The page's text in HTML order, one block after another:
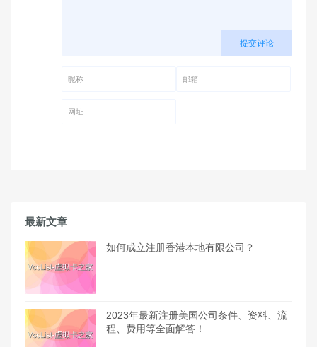
提交评论
最新文章
如何成立注册香港本地有限公司？
2023年最新注册美国公司条件、资料、流
程、费用等全面解答！